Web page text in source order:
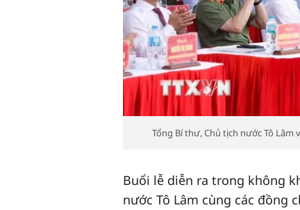
Tổng Bí thư, Chủ tịch nước Tô Lâm
Buổi lễ diễn ra trong không
nước Tô Lâm cùng các đồng